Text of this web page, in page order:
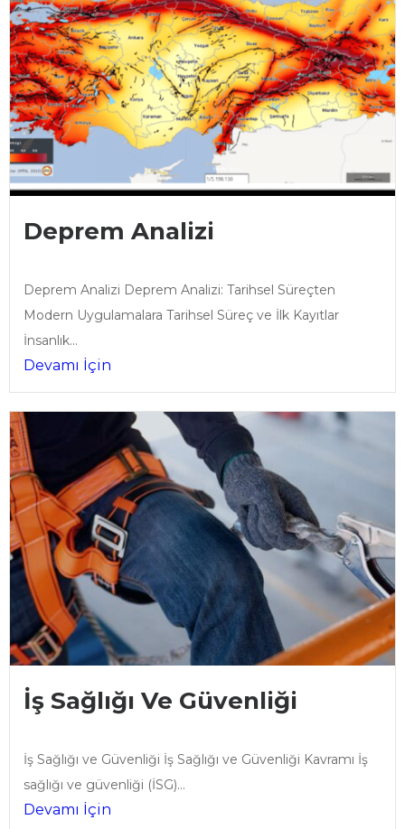
Deprem Analizi
Deprem Analizi Deprem Analizi: Tarihsel Süreçten
Modern Uygulamalara Tarihsel Süreç ve İlk Kayıtlar
İnsanlık...
Devamı İçin
İş Sağlığı Ve Güvenliği
İş Sağlığı ve Güvenliği İş Sağlığı ve Güvenliği Kavramı İş
sağlığı ve güvenliği (İSG)...
Devamı İçin